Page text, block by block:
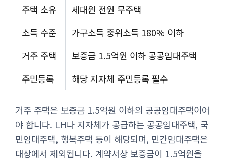
주택 소유
세대원 전원 무주택
소득 수준
가구소득 중위소득 180% 이하
거주 주택
보증금 1.5억원 이하 공공임대주택
주민등록
해당 지자체 주민등록 필수
거주 주택은 보증금 1.5억원 이하의 공공임대주택이어
야 합니다. LH나 지자체가 공급하는 공공임대주택, 국
민임대주택, 행복주택 등이 해당되며, 민간임대주택은
대상에서 제외됩니다. 계약서상 보증금이 1.5억원을